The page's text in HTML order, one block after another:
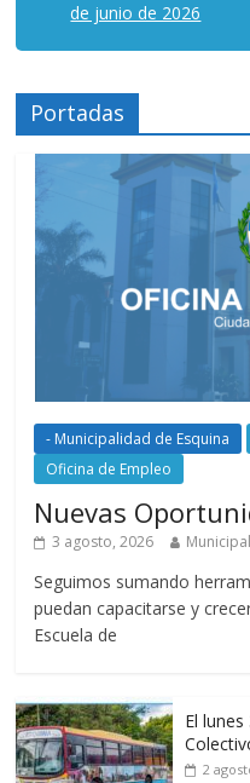
de junio de 2026
Portadas
- Municipalidad de Esquina
Oficina de Empleo
Nuevas
3 agosto, 2026
Seguimos sumando
puedan capacitarse y
Escuela de
El
2